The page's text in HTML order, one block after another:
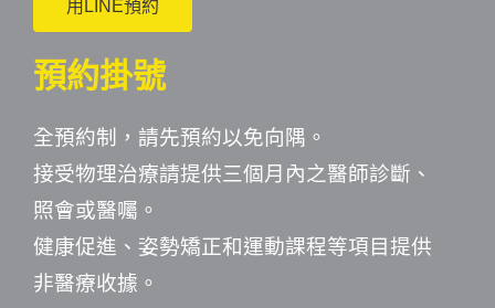
用LINE預約
預約掛號
全預約制，請先預約以免向隅。
接受物理治療請提供三個月內之醫師診斷、
照會或醫囑。
健康促進、姿勢矯正和運動課程等項目提供
非醫療收據。